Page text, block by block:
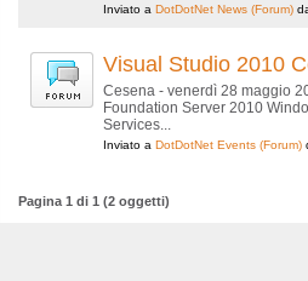
Inviato a DotDotNet News (Forum)
Visual Studio 2010
Cesena - venerdì 28 maggio
Foundation Server 2010
Services...
Inviato a DotDotNet Events (Forum)
Pagina 1 di 1 (2 oggetti)